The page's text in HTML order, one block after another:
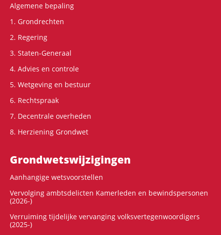
Algemene bepaling
1. Grondrechten
2. Regering
3. Staten-Generaal
4. Advies en controle
5. Wetgeving en bestuur
6. Rechtspraak
7. Decentrale overheden
8. Herziening Grondwet
Grondwets­wijzigingen
Aanhangige wetsvoorstellen
Vervolging ambtsdelicten Kamerleden en bewindspersonen
(2026-)
Verruiming tijdelijke vervanging volksvertegenwoordigers
(2025-)